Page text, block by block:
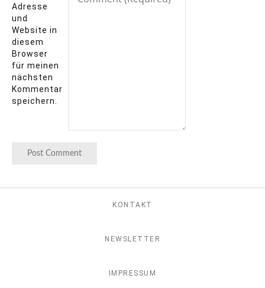
Adresse
und
Website in
diesem
Browser
für meinen
nächsten
Kommentar
speichern.
KONTAKT
NEWSLETTER
IMPRESSUM